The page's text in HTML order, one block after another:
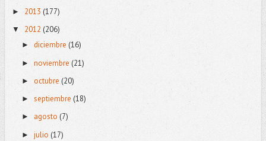
► 2013 (177)
▼ 2012 (206)
► diciembre (16)
► noviembre (21)
► octubre (20)
► septiembre (18)
► agosto (7)
► julio (17)